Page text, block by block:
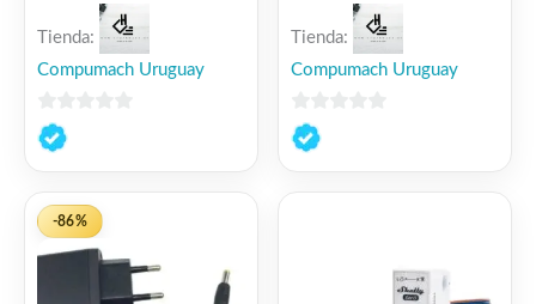
Tienda:
Compumach Uruguay
0
de
Tienda:
Compumach Uruguay
0
de
-86%